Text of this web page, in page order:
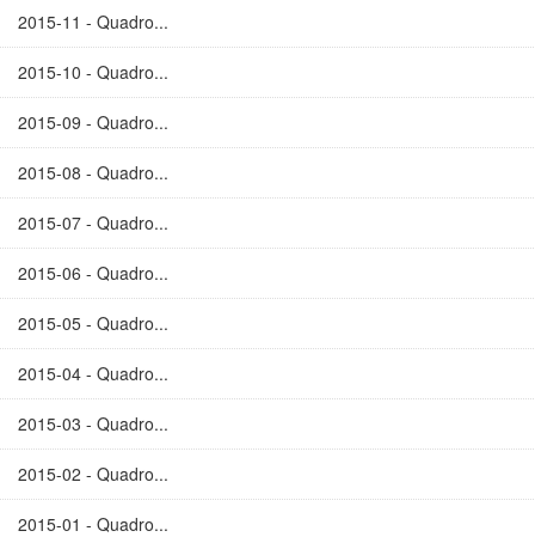
2015-11 - Quadro...
2015-10 - Quadro...
2015-09 - Quadro...
2015-08 - Quadro...
2015-07 - Quadro...
2015-06 - Quadro...
2015-05 - Quadro...
2015-04 - Quadro...
2015-03 - Quadro...
2015-02 - Quadro...
2015-01 - Quadro...